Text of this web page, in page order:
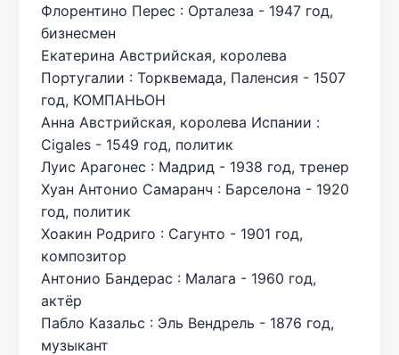
Флорентино Перес : Орталеза - 1947 год,
бизнесмен
Екатерина Австрийская, королева
Португалии : Торквемада, Паленсия - 1507
год, КОМПАНЬОН
Анна Австрийская, королева Испании :
Cigales - 1549 год, политик
Луис Арагонес : Мадрид - 1938 год, тренер
Хуан Антонио Самаранч : Барселона - 1920
год, политик
Хоакин Родриго : Сагунто - 1901 год,
композитор
Антонио Бандерас : Малага - 1960 год,
актёр
Пабло Казальс : Эль Вендрель - 1876 год,
музыкант